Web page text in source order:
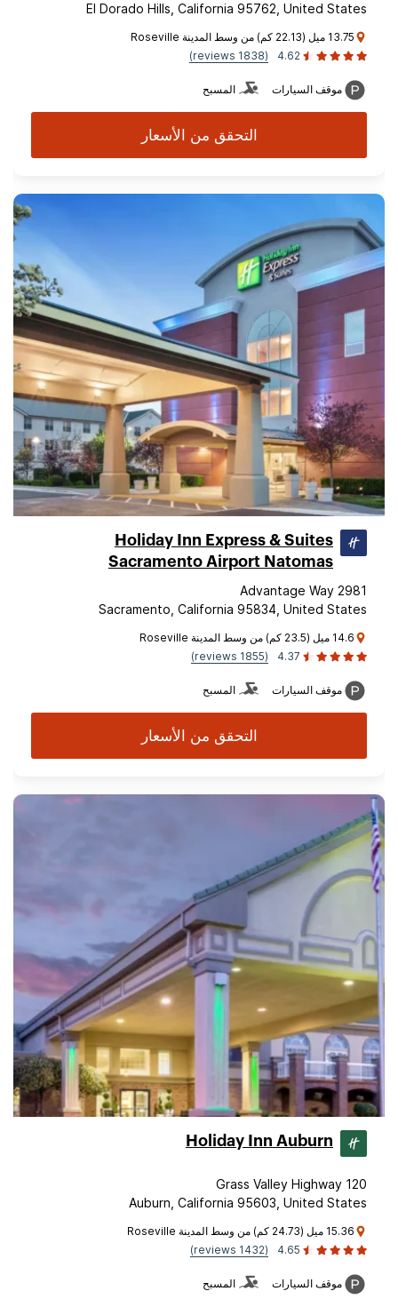
El Dorado Hills, California 95762, United States
13.75 ميل (22.13 كم) من وسط المدينة Roseville
4.62
(1838 reviews)
موقف السيارات المسبح
التحقق من الأسعار
Holiday Inn Express & Suites
Sacramento Airport Natomas
2981 Advantage Way
Sacramento, California 95834, United States
14.6 ميل (23.5 كم) من وسط المدينة Roseville
4.37
(1855 reviews)
موقف السيارات المسبح
التحقق من الأسعار
Holiday Inn Auburn
120 Grass Valley Highway
Auburn, California 95603, United States
15.36 ميل (24.73 كم) من وسط المدينة Roseville
4.65
(1432 reviews)
موقف السيارات المسبح